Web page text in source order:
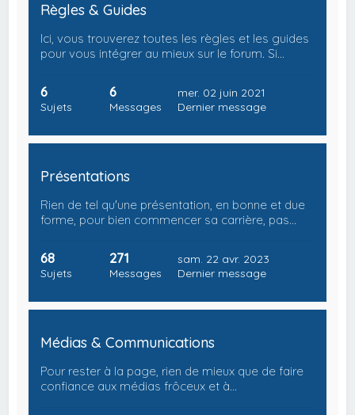
Règles & Guides
Ici, vous trouverez toutes les règles et les guides
pour vous intégrer au mieux sur le forum. Si…
6
Sujets
6
Messages
mer. 02 juin 2021
Dernier message
Présentations
Rien de tel qu'une présentation, en bonne et due
forme, pour bien commencer sa carrière, pas…
68
Sujets
271
Messages
sam. 22 avr. 2023
Dernier message
Médias & Communications
Pour rester à la page, rien de mieux que de faire
confiance aux médias frôceux et à…